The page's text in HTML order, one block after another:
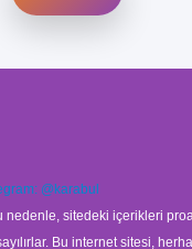
@karabul
nedenle, sitedeki içerikleri
Bu internet sitesi,